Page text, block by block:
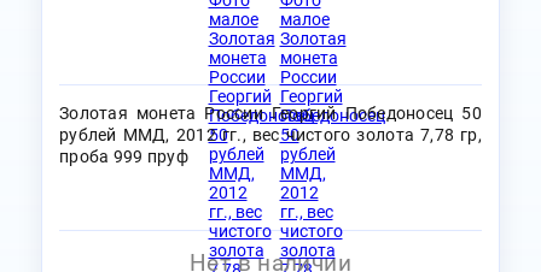
Золотая монета России Георгий Победоносец 50
рублей ММД, 2012 гг., вес чистого золота 7,78 гр,
проба 999 пруф
Нет в наличии